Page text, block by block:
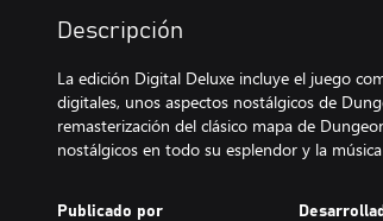
Descripción
La edición Digital Deluxe incluye el juego
digitales, unos aspectos nostálgicos de
remasterización del clásico mapa de
nostálgicos en todo su esplendor y la
Publicado por